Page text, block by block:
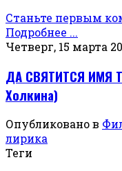
Станьте первым
Подробнее ...
Четверг, 15 марта
ДА СВЯТИТСЯ ИМЯ
Холкина)
Опубликовано в
лирика
Теги